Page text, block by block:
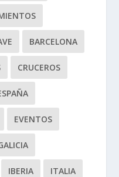
BARCELONA
CRUCEROS
EVENTOS
IBERIA ITALIA